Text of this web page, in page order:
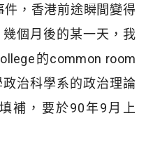
件，香港前途瞬間變得
個月後的某一天，我
的common room
治科學系的政治理論
補，要於90年9月上